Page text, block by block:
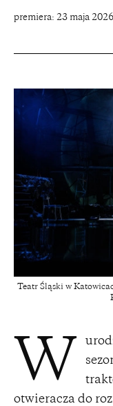
premiera: 23 maja 2026
Teatr Śląski w
W
otwieracza do